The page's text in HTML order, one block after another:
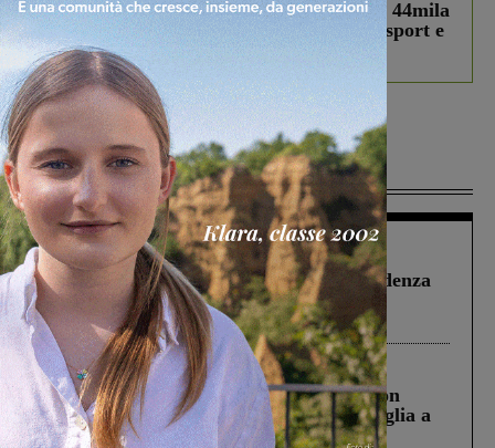
Estra Notizie agosto: Smart Cities, oltre 44mila
studenti coinvolti, torna il bando per lo sport e
debutta il podcast Estrair
Più lette
Figline Incisa Valdarno 1 Agosto 2026
Piscina di Figline finanziata oltre la scadenza
Pnrr, il gruppo di Fratelli d’Italia: “Un
ringraziamento al Governo”
Cronaca 3 Agosto 2026
Scomparso da una struttura di Castiglion
Fiorentino l’uomo che aveva ucciso la figlia a
Levane nel 2020